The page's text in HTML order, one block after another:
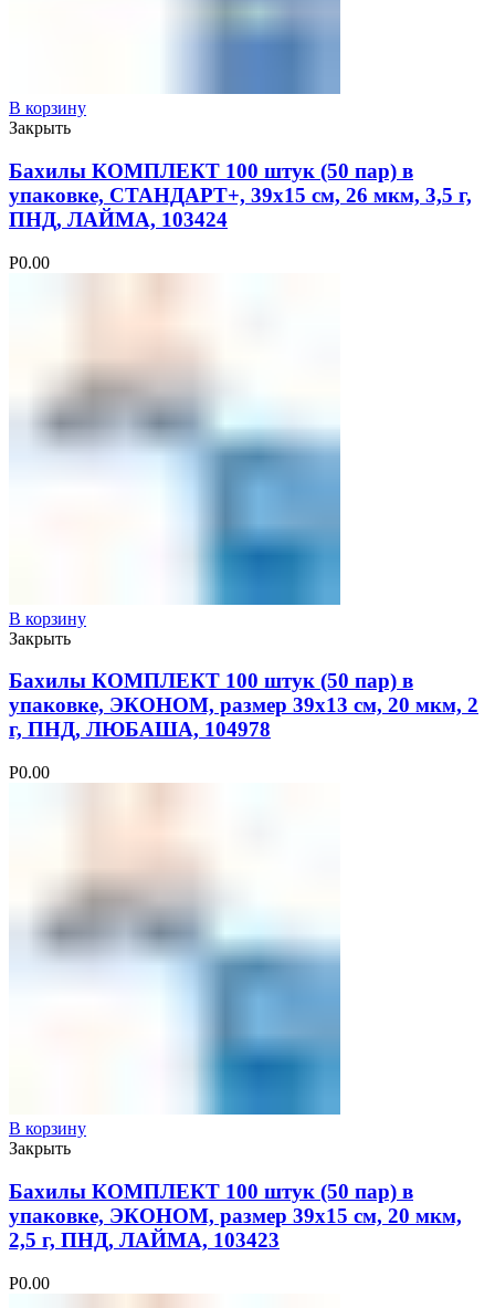
В корзину
Закрыть
Бахилы КОМПЛЕКТ 100 штук (50 пар) в
упаковке, СТАНДАРТ+, 39х15 см, 26 мкм, 3,5 г,
ПНД, ЛАЙМА, 103424
Р0.00
В корзину
Закрыть
Бахилы КОМПЛЕКТ 100 штук (50 пар) в
упаковке, ЭКОНОМ, размер 39х13 см, 20 мкм, 2
г, ПНД, ЛЮБАША, 104978
Р0.00
В корзину
Закрыть
Бахилы КОМПЛЕКТ 100 штук (50 пар) в
упаковке, ЭКОНОМ, размер 39х15 см, 20 мкм,
2,5 г, ПНД, ЛАЙМА, 103423
Р0.00